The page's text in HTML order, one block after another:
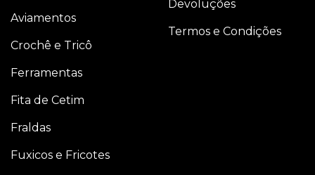
Aviamentos
Crochê e Tricô
Ferramentas
Fita de Cetim
Fraldas
Fuxicos e Fricotes
Devoluções
Termos e Condições